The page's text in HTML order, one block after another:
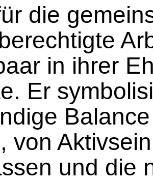
die
in ihrer
Er
von
und die